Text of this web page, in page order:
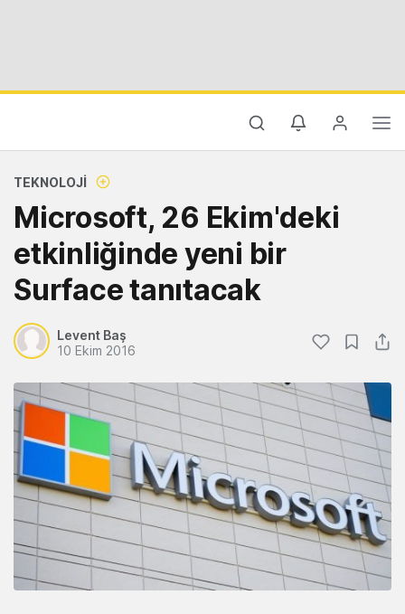
TEKNOLOJI
Microsoft, 26 Ekim'deki
etkinliğinde yeni bir
Surface tanıtacak
Levent Baş
10 Ekim 2016